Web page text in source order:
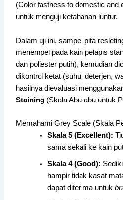
(Color fastness to domestic and
untuk menguji ketahanan luntur.
Dalam uji ini, sampel pita
menempel pada kain pelapis
dan poliester putih), kemudian
dikontrol ketat (suhu, deterjen,
hasilnya dievaluasi
Staining (Skala Abu-abu untuk
Memahami Grey Scale (Skala
Skala 5 (Excellent):
sama sekali ke kain
Skala 4 (Good):
hampir tidak kasat
dapat diterima untuk